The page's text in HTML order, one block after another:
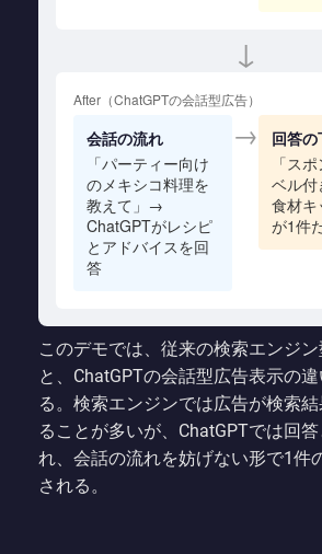
↓
After（ChatGPTの会話型広告）
会話の流れ
「パーティー向け
のメキシコ料理を
教えて」→
ChatGPTがレシピ
とアドバイスを回
答
→
回答
「ス
ベル付
食材
が1件
このデモでは、従来の検索エンジ
と、ChatGPTの会話型広告表示の
る。検索エンジンでは広告が検索
ることが多いが、ChatGPTでは回
れ、会話の流れを妨げない形で1件
される。